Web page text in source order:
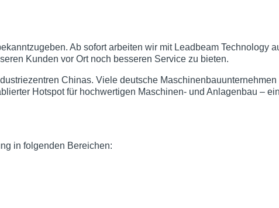
Ab sofort arbeiten wir mit Leadbeam Technology
Kunden vor Ort noch besseren Service zu bieten.
Chinas. Viele deutsche Maschinenbauunternehmen
Hotspot für hochwertigen Maschinen‑ und Anlagenbau –
in folgenden Bereichen: